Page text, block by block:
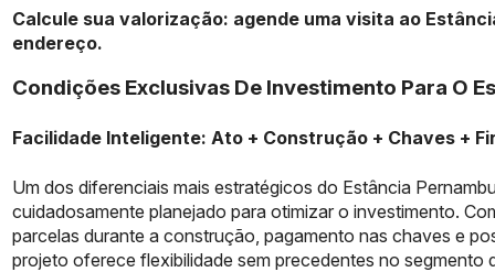
Calcule sua valorização: agende uma visita ao
endereço.
Condições Exclusivas De Investimento Para O
Facilidade Inteligente: Ato + Construção + Chaves +
Um dos diferenciais mais estratégicos do Estância
cuidadosamente planejado para otimizar o investimento.
parcelas durante a construção, pagamento nas chaves e
projeto oferece flexibilidade sem precedentes no segmento